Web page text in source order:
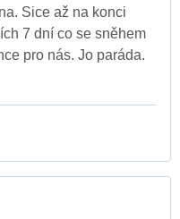
Sice až na konci
7 dní co se sněhem
pro nás. Jo paráda.